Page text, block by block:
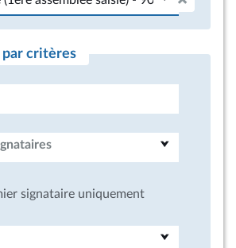
par critères
signataire uniquement